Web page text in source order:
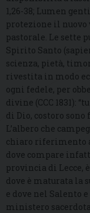
1,26-38; Lumen
protezione il nuovo
pastorale. Le sette
Spirito Santo
scienza, pietà,
rivestita in modo
ogni fedele, per
divine (CCC 1831):
di Dio, costoro sono
L’albero che
chiaro riferimento
dove compare
provincia di Lecce,
dove è maturata la
e dove nel Salento
ministero